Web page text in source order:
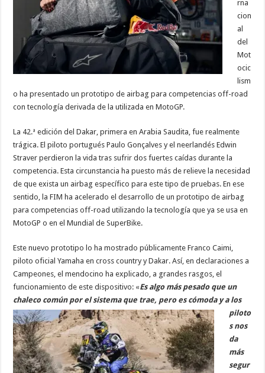
rna
cion
al
del
Mot
ocic
lism
o ha presentado un prototipo de airbag para competencias off-road
con tecnología derivada de la utilizada en MotoGP.
La 42.ª edición del Dakar, primera en Arabia Saudita, fue realmente
trágica. El piloto portugués Paulo Gonçalves y el neerlandés Edwin
Straver perdieron la vida tras sufrir dos fuertes caídas durante la
competencia. Esta circunstancia ha puesto más de relieve la necesidad
de que exista un airbag específico para este tipo de pruebas. En ese
sentido, la FIM ha acelerado el desarrollo de un prototipo de airbag
para competencias off-road utilizando la tecnología que ya se usa en
MotoGP o en el Mundial de SuperBike.
Este nuevo prototipo lo ha mostrado públicamente Franco Caimi,
piloto oficial Yamaha en cross country y Dakar. Así, en declaraciones a
Campeones, el mendocino ha explicado, a grandes rasgos, el
funcionamiento de este dispositivo: «Es algo más pesado que un
chaleco común por el sistema que trae, pero es cómoda y a los
piloto
s nos
da
más
segur